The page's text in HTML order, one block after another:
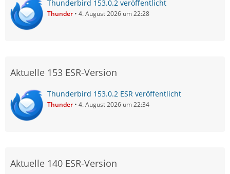
Thunderbird 153.0.2 veröffentlicht
Thunder 4. August 2026 um 22:28
Aktuelle 153 ESR-Version
Thunderbird 153.0.2 ESR veröffentlicht
Thunder 4. August 2026 um 22:34
Aktuelle 140 ESR-Version